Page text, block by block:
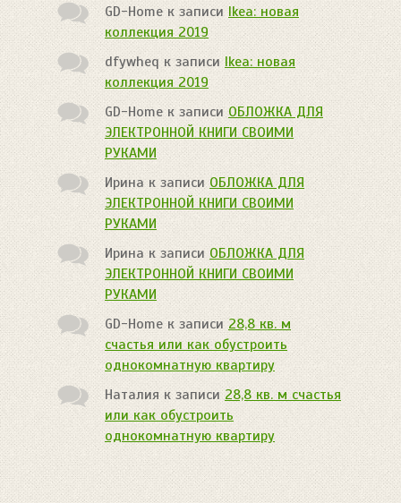
GD-Homeк записи Ikea: новая
коллекция 2019
dfywheq к записиIkea: новая
коллекция 2019
GD-Homeк записиОБЛОЖКА ДЛЯ
ЭЛЕКТРОННОЙ КНИГИ СВОИМИ
РУКАМИ
Иринак записиОБЛОЖКА ДЛЯ
ЭЛЕКТРОННОЙ КНИГИ СВОИМИ
РУКАМИ
Ирина к записи ОБЛОЖКА ДЛЯ
ЭЛЕКТРОННОЙ КНИГИ СВОИМИ
РУКАМИ
GD-Homeк записи28,8 кв. м
счастья или как обустроить
однокомнатную квартиру
Наталия к записи28,8 кв. м счастья
или как обустроить
однокомнатную квартиру